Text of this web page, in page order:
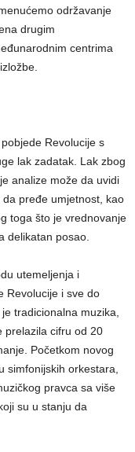
održavanje
drugim
centrima
Revolucije s
lak zadatak. Lak zbog
analize može da uvidi
pređe umjetnost, kao
toga što je vrednovanje
delikatan posao.
utemeljenja i
Revolucije i sve do
tradicionalna muzika,
prelazila cifru od 20
Početkom novog
simfonijskih orkestara,
pravca sa više
su u stanju da